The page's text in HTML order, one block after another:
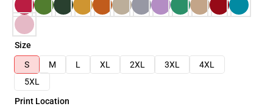
Size
S
M L XL 2XL 3XL
4XL
5XL
Print Location